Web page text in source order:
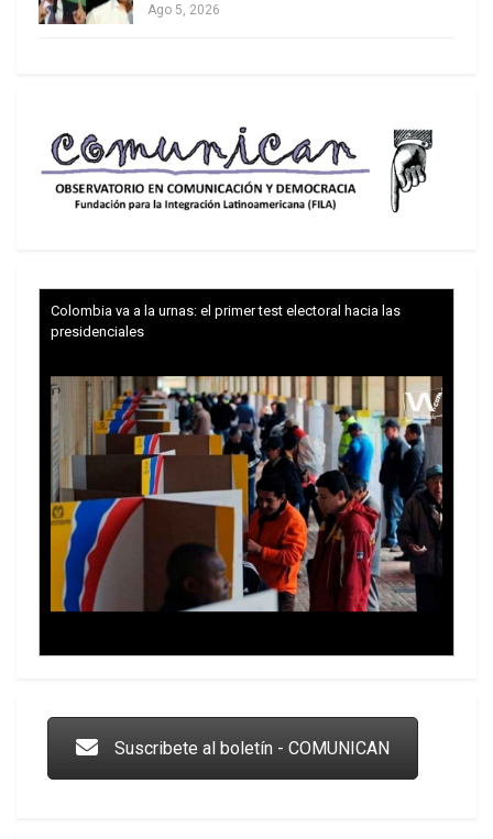
Ago 5, 2026
Colombia va a la urnas: el primer test electoral hacia las
presidenciales
Suscribete al boletín - COMUNICAN